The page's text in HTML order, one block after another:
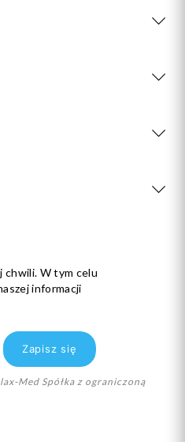
chwili. W tym celu
informacji
Med Spółka z ograniczoną